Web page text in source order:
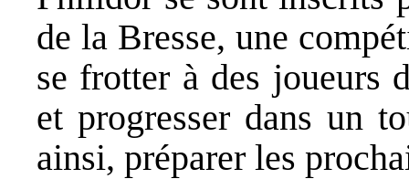
de la Bresse, une
se frotter à des joueurs
et progresser dans un
ainsi, préparer les